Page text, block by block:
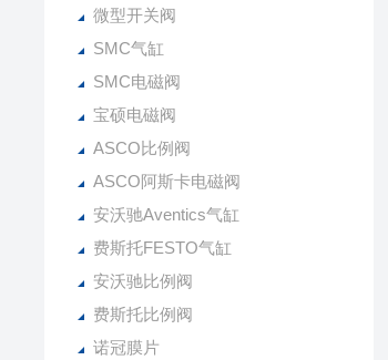
微型开关阀
SMC气缸
SMC电磁阀
宝硕电磁阀
ASCO比例阀
ASCO阿斯卡电磁阀
安沃驰Aventics气缸
费斯托FESTO气缸
安沃驰比例阀
费斯托比例阀
诺冠膜片